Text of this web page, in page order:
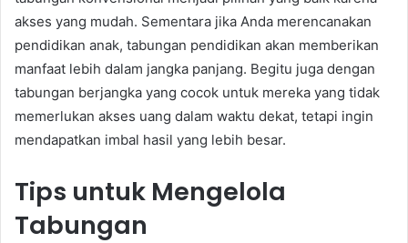
akses yang mudah. Sementara jika Anda merencanakan
pendidikan anak, tabungan pendidikan akan memberikan
manfaat lebih dalam jangka panjang. Begitu juga dengan
tabungan berjangka yang cocok untuk mereka yang tidak
memerlukan akses uang dalam waktu dekat, tetapi ingin
mendapatkan imbal hasil yang lebih besar.
Tips untuk Mengelola
Tabungan